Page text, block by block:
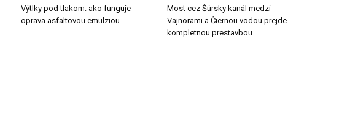
Výtlky pod tlakom: ako funguje
oprava asfaltovou emulziou
Most cez Šúrsky kanál medzi
Vajnorami a Čiernou vodou prejde
kompletnou prestavbou